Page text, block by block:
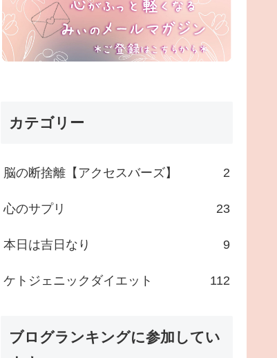
カテゴリー
脳の断捨離【アクセスバーズ】 2
心のサプリ 23
本日は吉日なり 9
ケトジェニックダイエット 112
ブログランキングに参加してい